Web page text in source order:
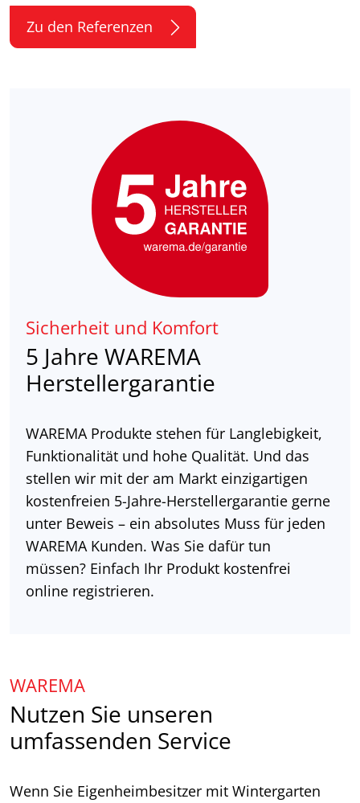
Zu den Referenzen
Sicherheit und Komfort
5 Jahre WAREMA
Herstellergarantie
WAREMA Produkte stehen für Langlebigkeit,
Funktionalität und hohe Qualität. Und das
stellen wir mit der am Markt einzigartigen
kostenfreien 5-Jahre-Herstellergarantie gerne
unter Beweis – ein absolutes Muss für jeden
WAREMA Kunden. Was Sie dafür tun
müssen? Einfach Ihr Produkt kostenfrei
online registrieren.
WAREMA
Nutzen Sie unseren
umfassenden Service
Wenn Sie Eigenheimbesitzer mit Wintergarten